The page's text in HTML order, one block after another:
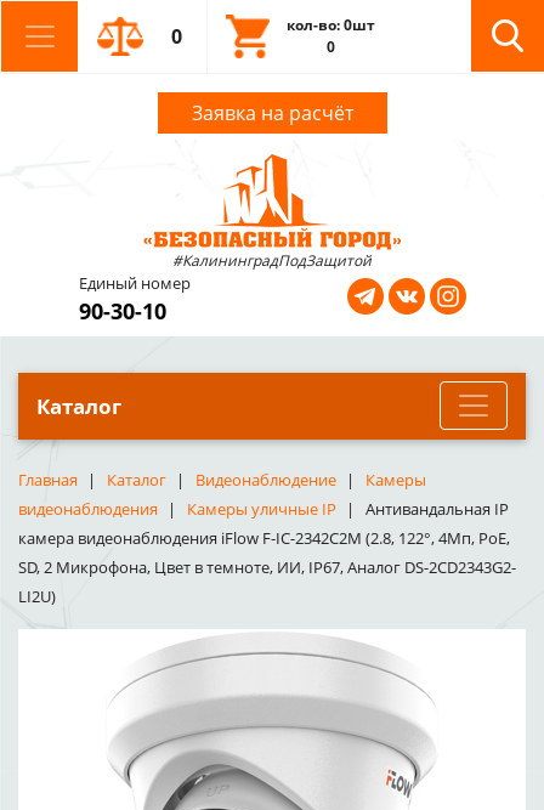
0
кол-во: 0шт
0
Заявка на расчёт
#КалининградПодЗащитой
Единый номер
90-30-10
Каталог
Главная Каталог Видеонаблюдение
Камеры
видеонаблюдения
Камеры уличные IP
Антивандальная IP
камера видеонаблюдения iFlow F-IC-2342C2M (2.8, 122°, 4Мп, PoE,
SD, 2 Микрофона, Цвет в темноте, ИИ, IP67, Аналог DS-2CD2343G2-
LI2U)